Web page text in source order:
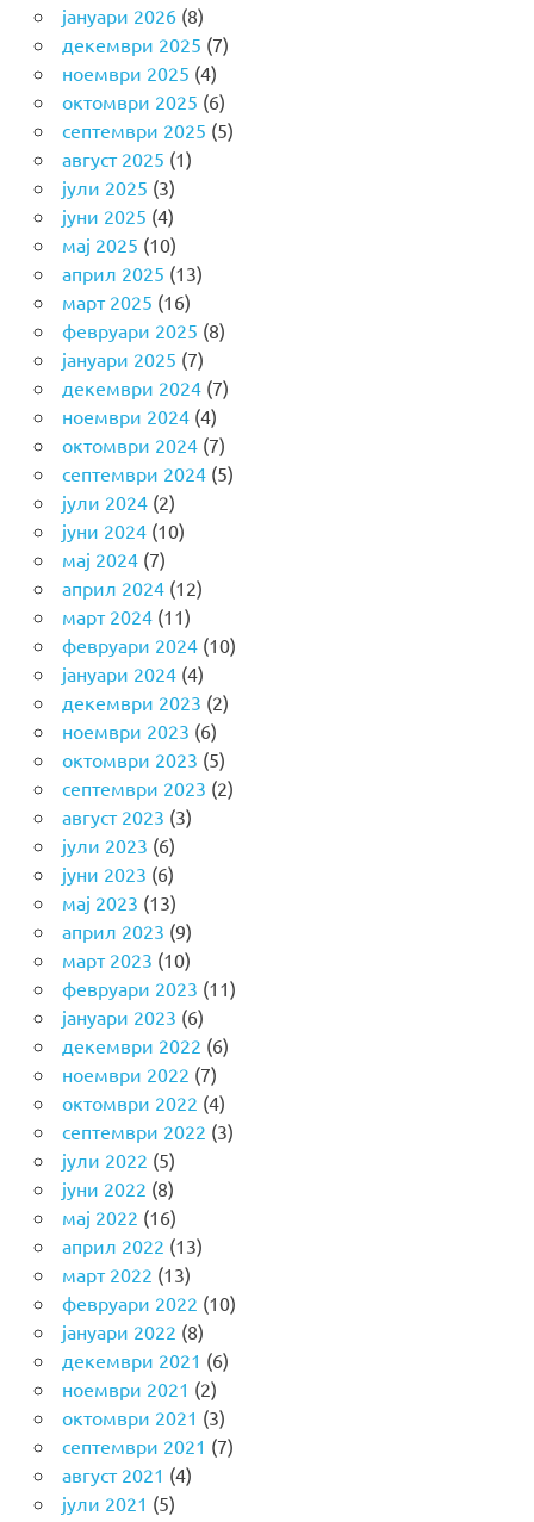
јануари 2026(8)
декември 2025 (7)
ноември 2025 (4)
октомври 2025 (6)
септември 2025 (5)
август 2025 (1)
јули 2025 (3)
јуни 2025 (4)
мај 2025 (10)
април 2025 (13)
март 2025 (16)
февруари 2025 (8)
јануари 2025 (7)
декември 2024(7)
ноември 2024(4)
октомври 2024(7)
септември 2024(5)
јули 2024(2)
јуни 2024(10)
мај 2024(7)
април 2024(12)
март 2024(11)
февруари 2024(10)
јануари 2024(4)
декември 2023 (2)
ноември 2023 (6)
октомври 2023 (5)
септември 2023 (2)
август 2023 (3)
јули 2023 (6)
јуни 2023 (6)
мај 2023 (13)
април 2023 (9)
март 2023 (10)
февруари 2023 (11)
јануари 2023 (6)
декември 2022 (6)
ноември 2022 (7)
октомври 2022 (4)
септември 2022 (3)
јули 2022 (5)
јуни 2022 (8)
мај 2022 (16)
април 2022 (13)
март 2022 (13)
февруари 2022 (10)
јануари 2022 (8)
декември 2021 (6)
ноември 2021 (2)
октомври 2021 (3)
септември 2021 (7)
август 2021 (4)
јули 2021 (5)